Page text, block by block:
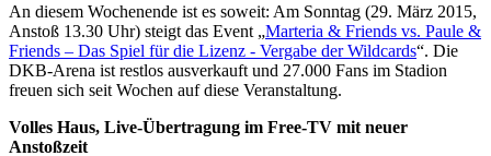
An diesem Wochenende ist es soweit: Am Sonntag (29. März 2015,
Anstoß 13.30 Uhr) steigt das Event „Marteria & Friends vs. Paule &
Friends – Das Spiel für die Lizenz - Vergabe der Wildcards“. Die
DKB-Arena ist restlos ausverkauft und 27.000 Fans im Stadion
freuen sich seit Wochen auf diese Veranstaltung.
Volles Haus, Live-Übertragung im Free-TV mit neuer
Anstoßzeit